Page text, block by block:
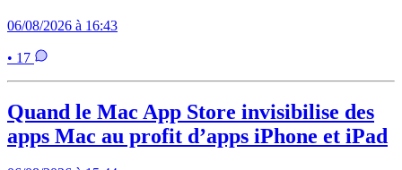
06/08/2026 à 16:43
• 17
Quand le Mac App Store invisibilise des
apps Mac au profit d’apps iPhone et iPad